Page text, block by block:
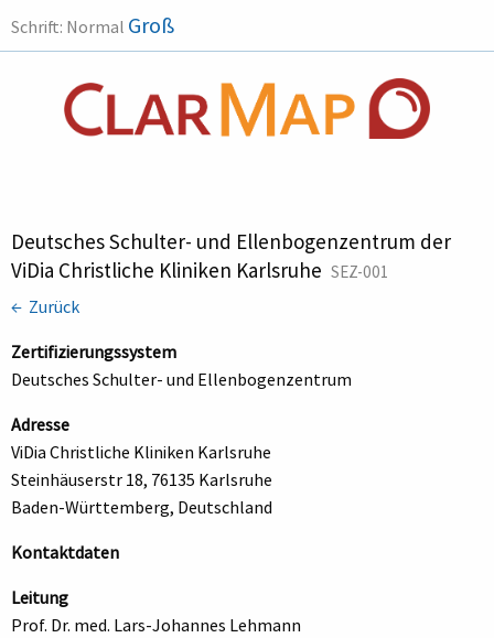
Schrift: Normal Groß
Deutsches Schulter- und Ellenbogenzentrum der
ViDia Christliche Kliniken Karlsruhe SEZ-001
← Zurück
Zertifizierungssystem
Deutsches Schulter- und Ellenbogenzentrum
Adresse
ViDia Christliche Kliniken Karlsruhe
Steinhäuserstr 18, 76135 Karlsruhe
Baden-Württemberg, Deutschland
Kontaktdaten
Leitung
Prof. Dr. med. Lars-Johannes Lehmann